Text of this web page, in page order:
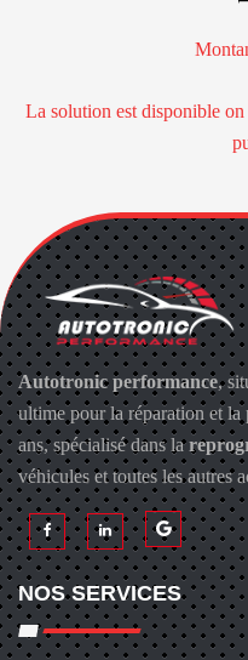
La solution est disponible
Autotronic performance,
ultime pour la réparation et
ans, spécialisé dans la
véhicules et toutes les autres
NOS SERVICES